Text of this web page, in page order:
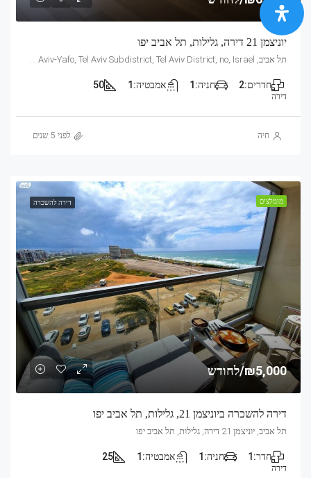
יוניצמן 21 דירה, גלילות, תל אביב יפו
תל אביב, Mandarin, 21, Yunitsman, Tel Aviv, Glilot, Tel Aviv-Yafo, Tel Aviv Subdistrict, Tel Aviv District, no, Israel
חדרים:2 חניה: 1 אמבטיה: 1
50
דירה
חיה לפני 5 שנים
מומלצים דירה להשכרה
₪5,000/לחודש
דירה להשכרה ביוניצמן 21, גלילות, תל אביב יפו
תל אביב, יוניצמן 21 דירה, גלילות, תל אביב יפו
חדר: 1 חניה: 1 אמבטיה: 1
25
דירה